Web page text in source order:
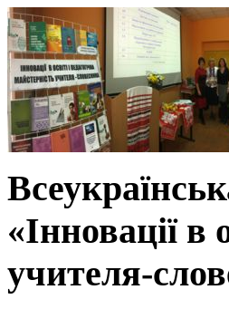
«Інновації в
учителя-